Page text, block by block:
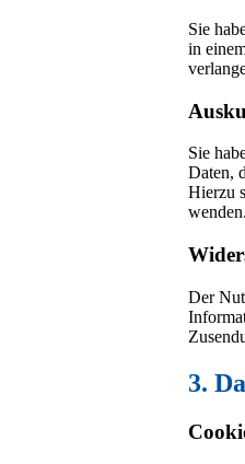
Sie
in
Sie
Daten,
Hierzu
wenden.
Der
3.